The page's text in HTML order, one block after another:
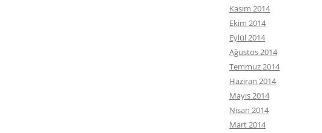
Kasım 2014
Ekim 2014
Eylül 2014
Ağustos 2014
Temmuz 2014
Haziran 2014
Mayıs 2014
Nisan 2014
Mart 2014